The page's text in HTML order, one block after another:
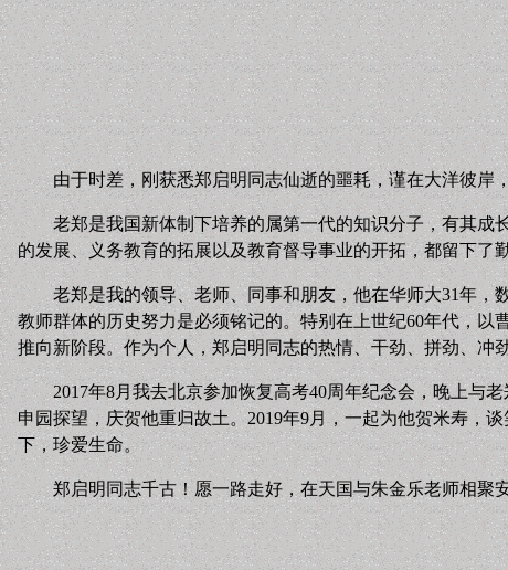
由于时差，刚获悉郑启明同志仙逝的噩耗，谨在大洋彼岸
老郑是我国新体制下培养的属第一代的知识分子，有其
的发展、义务教育的拓展以及教育督导事业的开拓，都留下了
老郑是我的领导、老师、同事和朋友，他在华师大31年
教师群体的历史努力是必须铭记的。特别在上世纪60年代，
推向新阶段。作为个人，郑启明同志的热情、干劲、拼劲、冲
2017年8月我去北京参加恢复高考40周年纪念会，晚上与
申园探望，庆贺他重归故土。2019年9月，一起为他贺米寿，
下，珍爱生命。
郑启明同志千古！愿一路走好，在天国与朱金乐老师相聚